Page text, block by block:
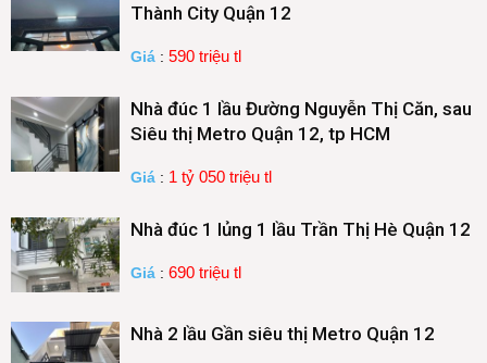
Thành City Quận 12
Giá : 590 triệu tl
Nhà đúc 1 lầu Đường Nguyễn Thị Căn, sau
Siêu thị Metro Quận 12, tp HCM
Giá : 1 tỷ 050 triệu tl
Nhà đúc 1 lủng 1 lầu Trần Thị Hè Quận 12
Giá : 690 triệu tl
Nhà 2 lầu Gần siêu thị Metro Quận 12